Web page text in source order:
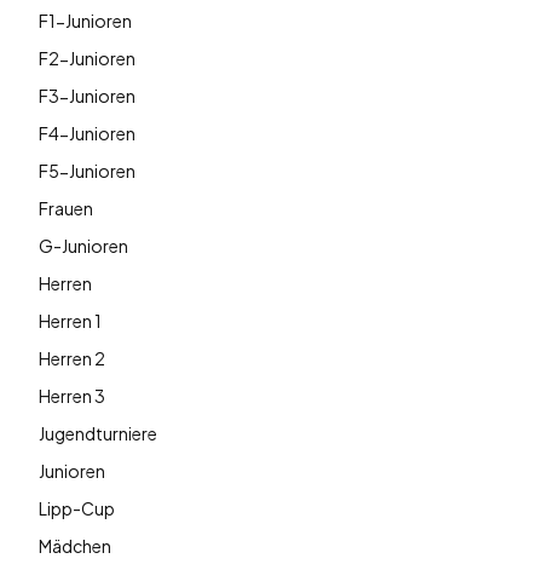
F1-Junioren
F2-Junioren
F3-Junioren
F4-Junioren
F5-Junioren
Frauen
G-Junioren
Herren
Herren 1
Herren 2
Herren 3
Jugendturniere
Junioren
Lipp-Cup
Mädchen